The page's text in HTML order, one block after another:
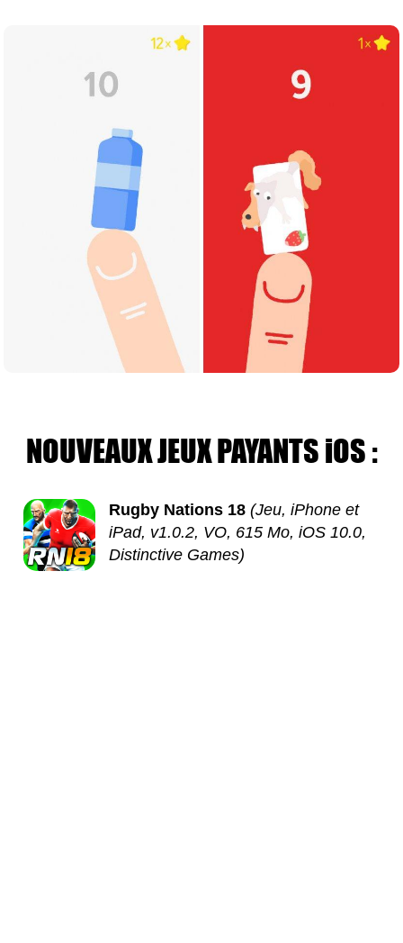
NOUVEAUX JEUX PAYANTS iOS :
Rugby Nations 18 (Jeu, iPhone et
iPad, v1.0.2, VO, 615 Mo, iOS 10.0,
Distinctive Games)